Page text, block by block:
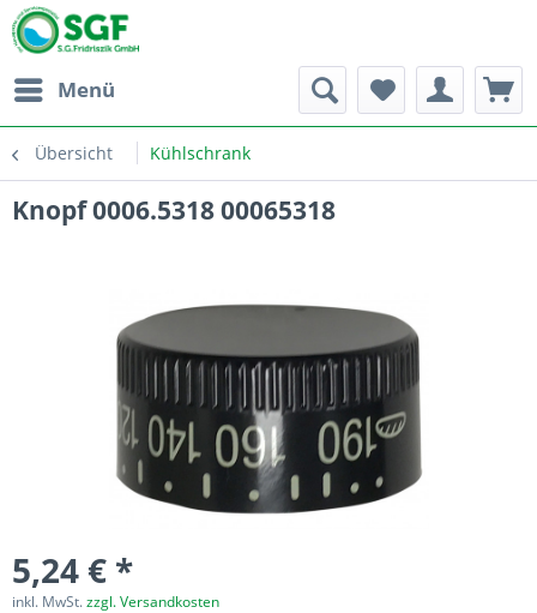
Menü
Übersicht Kühlschrank
Knopf 0006.5318 00065318
5,24 € *
inkl. MwSt.zzgl. Versandkosten